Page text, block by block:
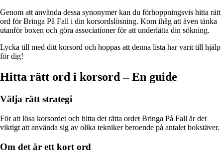
Genom att använda dessa synonymer kan du förhoppningsvis hitta rätt
ord för Bringa På Fall i din korsordslösning. Kom ihåg att även tänka
utanför boxen och göra associationer för att underlätta din sökning.
Lycka till med ditt korsord och hoppas att denna lista har varit till hjälp
för dig!
Hitta rätt ord i korsord – En guide
Välja rätt strategi
För att lösa korsordet och hitta det rätta ordet Bringa På Fall är det
viktigt att använda sig av olika tekniker beroende på antalet bokstäver.
Om det är ett kort ord